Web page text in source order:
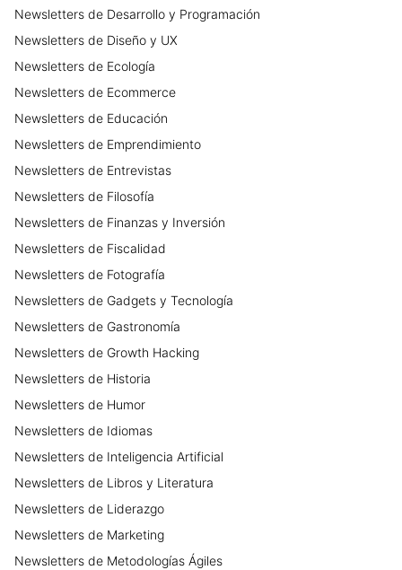
Newsletters de Desarrollo y Programación
Newsletters de Diseño y UX
Newsletters de Ecología
Newsletters de Ecommerce
Newsletters de Educación
Newsletters de Emprendimiento
Newsletters de Entrevistas
Newsletters de Filosofía
Newsletters de Finanzas y Inversión
Newsletters de Fiscalidad
Newsletters de Fotografía
Newsletters de Gadgets y Tecnología
Newsletters de Gastronomía
Newsletters de Growth Hacking
Newsletters de Historia
Newsletters de Humor
Newsletters de Idiomas
Newsletters de Inteligencia Artificial
Newsletters de Libros y Literatura
Newsletters de Liderazgo
Newsletters de Marketing
Newsletters de Metodologías Ágiles